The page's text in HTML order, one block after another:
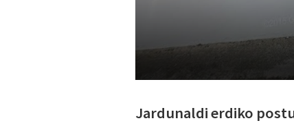
Jardunaldi erdiko